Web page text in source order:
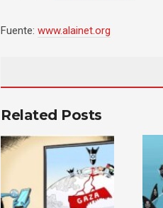
Fuente: www.alainet.org
Related Posts